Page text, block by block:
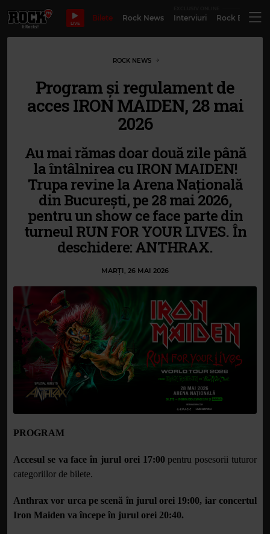
LIVE
Bilete Rock News Interviuri Rock
ROCK NEWS
Program și regulament de
acces IRON MAIDEN, 28 mai
2026
Au mai rămas doar două zile până
la întâlnirea cu IRON MAIDEN!
Trupa revine la Arena Națională
din București, pe 28 mai 2026,
pentru un show ce face parte din
turneul RUN FOR YOUR LIVES. În
deschidere: ANTHRAX.
MARȚI, 26 MAI 2026
PROGRAM
Accesul se va face în jurul orei 17:00 pentru posesorii tuturor
categoriilor de bilete.
Anthrax vor urca pe scenă în jurul orei 19:00, iar concertul
Iron Maiden va începe în jurul orei 20:40.